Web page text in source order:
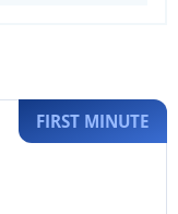
FIRST MINUTE